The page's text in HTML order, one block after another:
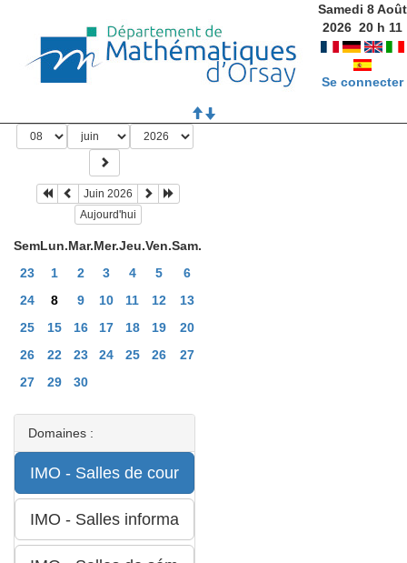
Samedi 8 Août
2026 20h 11
Se connecter
Juin 2026
Aujourd'hui
SemLun.Mar.Mer.Jeu.Ven.Sam.
23
1 2 3 4 5
6
24
8 9 10 11 12
13
25
15 16 17 18 19
20
26
22 23 24 25 26
27
27
29 30
Domaines :